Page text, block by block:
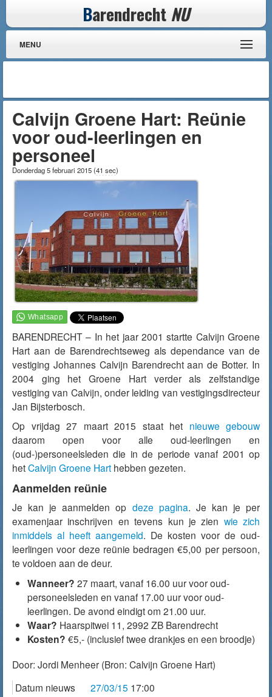
Barendrecht NU
MENU
Calvijn Groene Hart: Reünie
voor oud-leerlingen en
personeel
Donderdag 5 februari 2015(41 sec)
BARENDRECHT – In het jaar 2001 startte Calvijn Groene
Hart aan de Barendrechtseweg als dependance van de
vestiging Johannes Calvijn Barendrecht aan de Botter. In
2004 ging het Groene Hart verder als zelfstandige
vestiging van Calvijn, onder leiding van vestigingsdirecteur
Jan Bijsterbosch.
Op vrijdag 27 maart 2015 staat het nieuwe gebouw
daarom open voor alle oud-leerlingen en
(oud-)personeelsleden die in de periode vanaf 2001 op
hetCalvijn Groene Hart hebben gezeten.
Aanmelden reünie
Je kan je aanmelden op deze pagina. Je kan je per
examenjaar inschrijven en tevens kun je zien wie zich
inmiddels al heeft aangemeld. De kosten voor de oud-
leerlingen voor deze reünie bedragen €5,00 per persoon,
te voldoen aan de deur.
Wanneer? 27 maart, vanaf 16.00 uur voor oud-
personeelsleden en vanaf 17.00 uur voor oud-
leerlingen. De avond eindigt om 21.00 uur.
Waar? Haarspitwei 11, 2992 ZB Barendrecht
Kosten? €5,- (inclusief twee drankjes en een broodje)
Door: Jordi Menheer (Bron: Calvijn Groene Hart)
Datum nieuws
27/03/15 17:00